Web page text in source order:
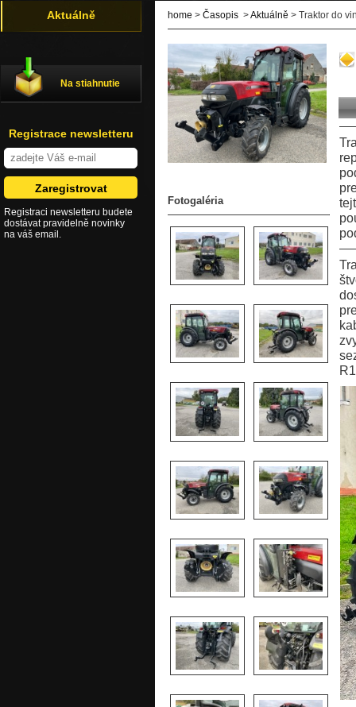
home > Časopis >Aktuálně > Traktor do
Fotogaléria
Aktuálně
Na stiahnutie
Registrace newsletteru
Registraci newsletteru budete
dostávat pravidelně novinky
na váš email.